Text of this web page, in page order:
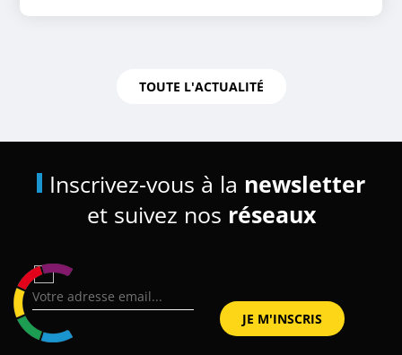
TOUTE L'ACTUALITÉ
Inscrivez-vous à la newsletter
et suivez nos réseaux